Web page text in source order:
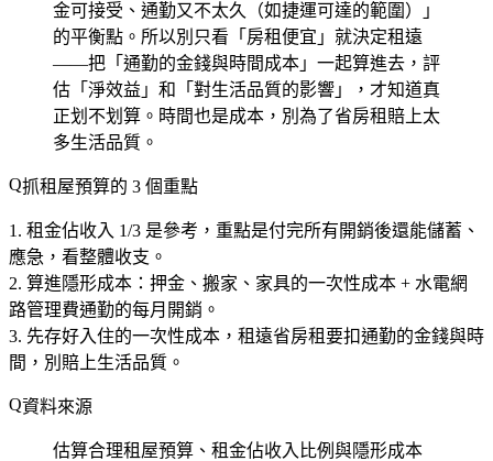
金可接受、通勤又不太久（如捷運可達的範圍）」
的平衡點。所以別只看「房租便宜」就決定租遠
——把「通勤的金錢與時間成本」一起算進去，評
估「淨效益」和「對生活品質的影響」，才知道真
正划不划算。時間也是成本，別為了省房租賠上太
多生活品質。
抓租屋預算的 3 個重點
租金佔收入 1/3 是參考 ，重點是付完所有開銷後還能儲蓄、
應急，看整體收支。
算進隱形成本 ：押金、搬家、家具的一次性成本 + 水電網
路管理費通勤的每月開銷。
先存好入住的一次性成本 ，租遠省房租要扣通勤的金錢與時
間，別賠上生活品質。
資料來源
估算合理租屋預算、租金佔收入比例與隱形成本